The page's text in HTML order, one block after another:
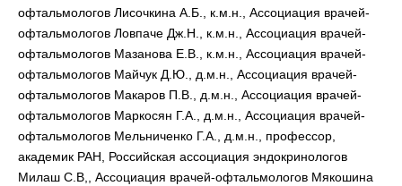
офтальмологов Лисочкина А.Б., к.м.н., Ассоциация врачей-
офтальмологов Ловпаче Дж.Н., к.м.н., Ассоциация врачей-
офтальмологов Мазанова Е.В., к.м.н., Ассоциация врачей-
офтальмологов Майчук Д.Ю., д.м.н., Ассоциация врачей-
офтальмологов Макаров П.В., д.м.н., Ассоциация врачей-
офтальмологов Маркосян Г.А., д.м.н., Ассоциация врачей-
офтальмологов Мельниченко Г.А., д.м.н., профессор,
академик РАН, Российская ассоциация эндокринологов
Милаш С.В,, Ассоциация врачей-офтальмологов Мякошина